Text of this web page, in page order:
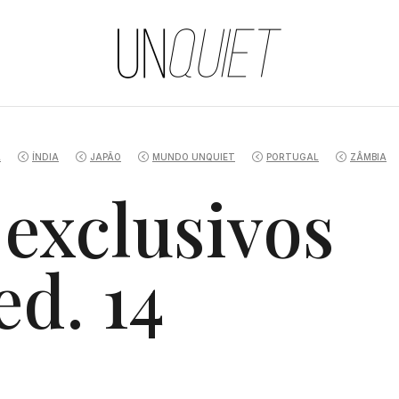
UNQUIET
ÍNDIA JAPÃO MUNDO UNQUIET PORTUGAL ZÂMBIA
14